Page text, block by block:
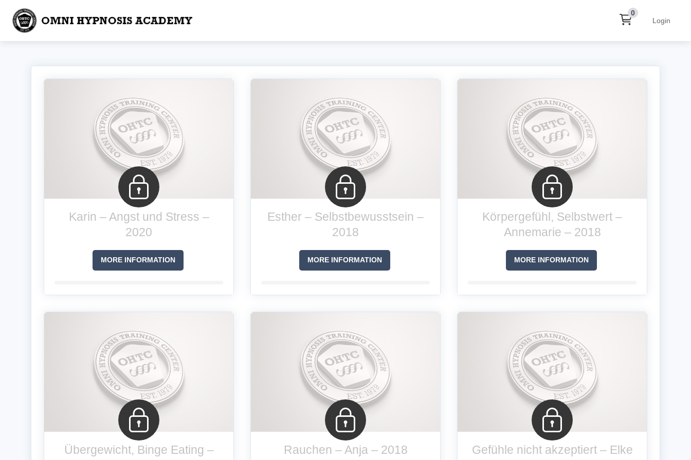
0
Login
Karin – Angst und Stress –
2020
MORE INFORMATION
Esther – Selbstbewusstsein –
2018
MORE INFORMATION
Körpergefühl, Selbstwert –
Annemarie – 2018
MORE INFORMATION
Übergewicht, Binge Eating –
Rauchen – Anja – 2018
Gefühle nicht akzeptiert – Elke